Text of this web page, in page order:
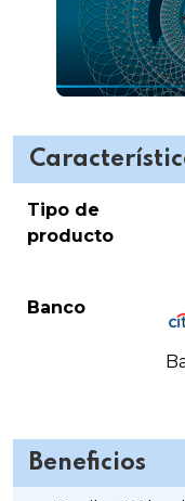
Tipo de
producto
Banco
Beneficios